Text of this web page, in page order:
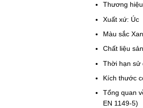
Thương
Xuất xứ: Úc
Màu sắc
Chất liệu
Thời hạn sử
Kích thước
Tổng quan
EN 1149-5)